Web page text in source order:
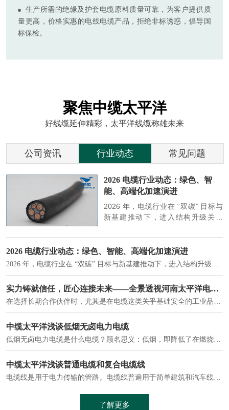
生产所需的绝缘及护套电缆原料质量可靠，为客户提供质
量更高，价格实惠的电线电缆产品，拒绝非标诱惑，倡导国
标保检。
聚焦中缆太平洋
好线缆延伸精彩，太平洋线缆称雄未来
公司资讯 行业动态 常见问题
2026 电缆行业动态：绿色、智
能、高端化加速演进
2026 年，电缆行业在 “双碳” 目标与
新基建推动下，进入结构升级关键
大清晰趋势，市场格局持续优化。
2026 电缆行业动态：绿色、智能、高端化加速演进
实力铸就信任，匠心连接未来——全景透视河南太平洋电缆厂
在选择长期合作伙伴时，尤其是在电缆这类关乎基础安全的工业品上，供应商的“内在实力”远比一纸报价单更重要。今天，我们邀请您“云参观”河南太平洋电缆厂，透过每一个细节，看我们如何将“可靠”二字，铸入每一米电缆。
中缆太平洋浅谈低烟无卤电力电缆
低烟无卤电力电缆是什么电缆？顾名思义：低烟，即降低了在燃烧时有害物体的产生；卤素对于人体来说是一种有毒气体，无卤就是没有毒气体的释放，通常是针对电缆遇火灾时而言的。低烟无卤电力电缆又可以称之为环保电缆，低烟无卤电缆大多数用于医院和对环境卫生要求比较严格的地方。
中缆太平洋浅谈普通电缆和复合电缆线
电缆线是用于电力传输的管路。电缆线普遍用于简单建筑和汽车线材，作为能源输送缆线，电缆线的复杂结构勿庸置疑。根据目标功能，电缆线具有以下一些特点：建筑用和车用线材要求轻质、大批量生产、价格低廉、具有相当的电学和力学性能和长时间的耐老化性能；工业用线材必须具有符合客户要求的性能；
了解更多